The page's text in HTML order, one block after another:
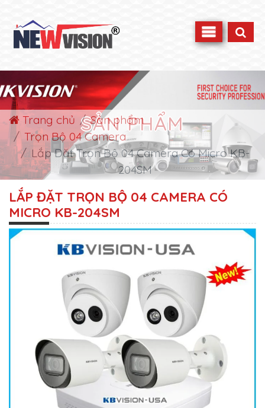
SẢN PHẨM
Trang chủ
Sản phẩm
Trọn Bộ 04 Camera
Lắp Đặt Trọn Bộ 04 Camera Có Micro KB-
204SM
LẮP ĐẶT TRỌN BỘ 04 CAMERA CÓ
MICRO KB-204SM